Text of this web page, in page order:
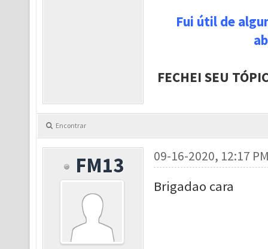
Fui útil de
FECHEI SEU
Encontrar
FM13 09-16-2020, 12:17
Brigadao cara